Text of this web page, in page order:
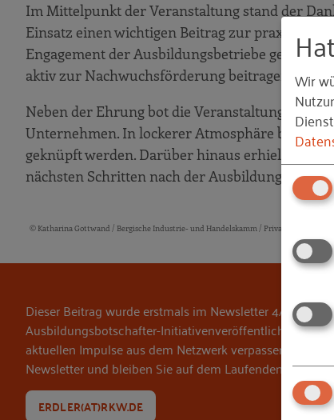
Im Mittelpunkt der Veranstaltung stand der
Einsatz einen wichtigen Beitrag zur
Engagement der Ausbildungsbetriebe
aktiv zur Nachwuchsförderung beitragen.
Neben der Ehrung bot die Veranstaltung
Unternehmen. In lockerer Atmosphäre bei
geknüpft werden. Darüber hinaus erhielten die
nächsten Schritten nach der Ausbildung und
Bildquellen und Copyright-Hinweise
© Katharina Gottwand / Bergische Industrie- und Handelskamm / Privat/Non-
Dieser Beitrag wurde erstmals im Newsletter 4/2026 des
Ausbildungsbotschafter-Initiativenveröffentlicht. Wenn
aktuellen Impulse aus dem Netzwerk verpassen
Newsletter und bleiben Sie auf dem Laufenden.
ERDLER(AT)RKW.DE
Wir